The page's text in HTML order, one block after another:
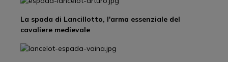
La spada di Lancillotto, l'arma essenziale del
cavaliere medievale